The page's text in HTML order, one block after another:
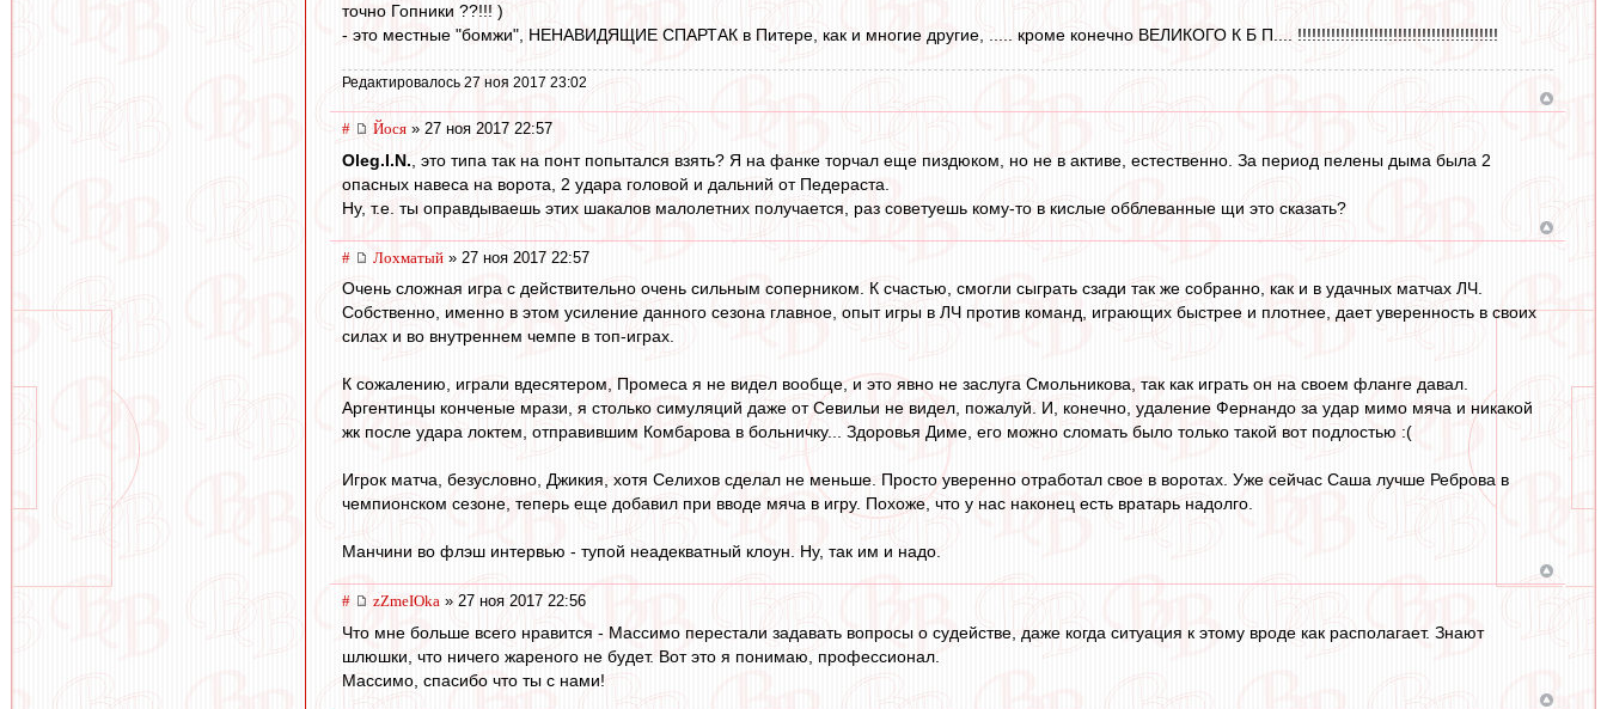
точно Гопники ??!!! )
- это местные "бомжи", НЕНАВИДЯЩИЕ СПАРТАК в Питере, как и многие другие, ..... кроме конечно ВЕЛИКОГО К Б П.... !!!!!!!!!!!!!!!!!!!!!!!!!!!!!!!!!!!!!!!!!!
Редактировалось 27 ноя 2017 23:02
# Йося » 27 ноя 2017 22:57
Oleg.I.N. , это типа так на понт попытался взять? Я на фанке торчал еще пиздюком, но не в активе, естественно. За период пелены дыма была 2
опасных навеса на ворота, 2 удара головой и дальний от Педераста.
Ну, т.е. ты оправдываешь этих шакалов малолетних получается, раз советуешь кому-то в кислые обблеванные щи это сказать?
# Лохматый » 27 ноя 2017 22:57
Очень сложная игра с действительно очень сильным соперником. К счастью, смогли сыграть сзади так же собранно, как и в удачных матчах ЛЧ.
Собственно, именно в этом усиление данного сезона главное, опыт игры в ЛЧ против команд, играющих быстрее и плотнее, дает уверенность в своих
силах и во внутреннем чемпе в топ-играх.
К сожалению, играли вдесятером, Промеса я не видел вообще, и это явно не заслуга Смольникова, так как играть он на своем фланге давал.
Аргентинцы конченые мрази, я столько симуляций даже от Севильи не видел, пожалуй. И, конечно, удаление Фернандо за удар мимо мяча и никакой
жк после удара локтем, отправившим Комбарова в больничку... Здоровья Диме, его можно сломать было только такой вот подлостью :(
Игрок матча, безусловно, Джикия, хотя Селихов сделал не меньше. Просто уверенно отработал свое в воротах. Уже сейчас Саша лучше Реброва в
чемпионском сезоне, теперь еще добавил при вводе мяча в игру. Похоже, что у нас наконец есть вратарь надолго.
Манчини во флэш интервью - тупой неадекватный клоун. Ну, так им и надо.
# zZmeIOka » 27 ноя 2017 22:56
Что мне больше всего нравится - Массимо перестали задавать вопросы о судействе, даже когда ситуация к этому вроде как располагает. Знают
шлюшки, что ничего жареного не будет. Вот это я понимаю, профессионал.
Массимо, спасибо что ты с нами!